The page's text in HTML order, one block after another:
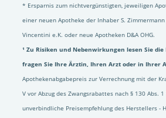
* Ersparnis zum nichtvergünstigten, jeweiligen
einer neuen Apotheke der Inhaber S. Zimmermann
Vincentini e.K. oder neue Apotheken D&A OHG.
¹ Zu Risiken und Nebenwirkungen lesen Sie die
fragen Sie Ihre Ärztin, Ihren Arzt oder in Ihrer
Apothekenabgabepreis zur Verrechnung mit der
V vor Abzug des Zwangsrabattes nach § 130 Abs. 1
unverbindliche Preisempfehlung des Herstellers -